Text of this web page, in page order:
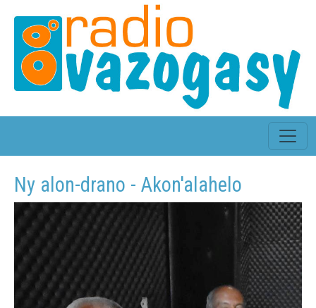
Ny alon-drano - Akon'alahelo